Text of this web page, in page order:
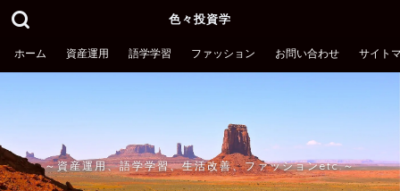
色々投資学
ホーム 資産運用 語学学習 ファッション お問い合わせ サイト
～資産運用、語学学習、生活改善、ファッションetc.～